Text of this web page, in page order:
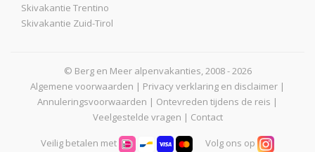
Skivakantie Trentino
Skivakantie Zuid-Tirol
© Berg en Meer alpenvakanties, 2008 - 2026
Algemene voorwaarden | Privacy verklaring en disclaimer |
Annuleringsvoorwaarden | Ontevreden tijdens de reis |
Veelgestelde vragen | Contact
Veilig betalen met Volg ons op